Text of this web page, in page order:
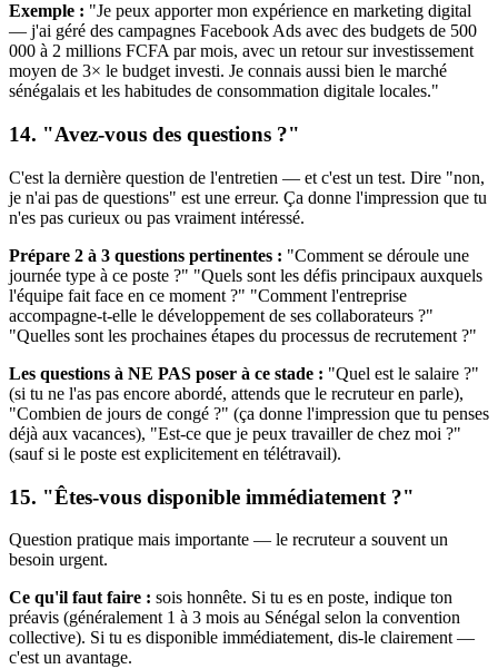
Exemple : "Je peux apporter mon expérience en marketing digital
— j'ai géré des campagnes Facebook Ads avec des budgets de 500
000 à 2 millions FCFA par mois, avec un retour sur investissement
moyen de 3× le budget investi. Je connais aussi bien le marché
sénégalais et les habitudes de consommation digitale locales."
14. "Avez-vous des questions ?"
C'est la dernière question de l'entretien — et c'est un test. Dire "non,
je n'ai pas de questions" est une erreur. Ça donne l'impression que tu
n'es pas curieux ou pas vraiment intéressé.
Prépare 2 à 3 questions pertinentes : "Comment se déroule une
journée type à ce poste ?" "Quels sont les défis principaux auxquels
l'équipe fait face en ce moment ?" "Comment l'entreprise
accompagne-t-elle le développement de ses collaborateurs ?"
"Quelles sont les prochaines étapes du processus de recrutement ?"
Les questions à NE PAS poser à ce stade : "Quel est le salaire ?"
(si tu ne l'as pas encore abordé, attends que le recruteur en parle),
"Combien de jours de congé ?" (ça donne l'impression que tu penses
déjà aux vacances), "Est-ce que je peux travailler de chez moi ?"
(sauf si le poste est explicitement en télétravail).
15. "Êtes-vous disponible immédiatement ?"
Question pratique mais importante — le recruteur a souvent un
besoin urgent.
Ce qu'il faut faire : sois honnête. Si tu es en poste, indique ton
préavis (généralement 1 à 3 mois au Sénégal selon la convention
collective). Si tu es disponible immédiatement, dis-le clairement —
c'est un avantage.